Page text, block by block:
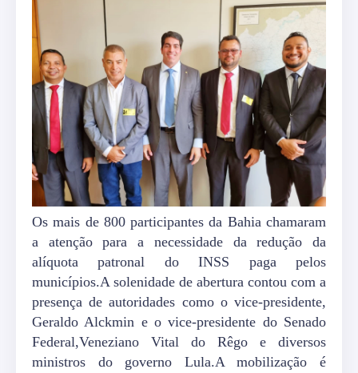
Os mais de 800 participantes da Bahia chamaram
a atenção para a necessidade da redução da
alíquota patronal do INSS paga pelos
municípios.A solenidade de abertura contou com a
presença de autoridades como o vice-presidente,
Geraldo Alckmin e o vice-presidente do Senado
Federal,Veneziano Vital do Rêgo e diversos
ministros do governo Lula.A mobilização é